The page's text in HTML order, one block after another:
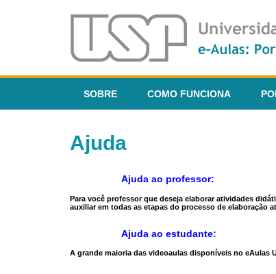
SOBRE COMO FUNCIONA
Ajuda
Ajuda ao professor:
Para você professor que deseja elaborar atividades
auxiliar em todas as etapas do processo de elaboração
Ajuda ao estudante:
A grande maioria das videoaulas disponíveis no eAulas